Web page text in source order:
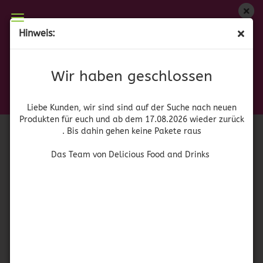
Hinweis:
Wir haben geschlossen
Liebe Kunden, wir sind sind auf der Suche nach neuen
Produkten für euch und ab dem 17.08.2026 wieder zurück
. Bis dahin gehen keine Pakete raus
Das Team von Delicious Food and Drinks
Wir haben geschlossen
zurück. Bis dahin gehen keine Pakete raus
Das Team von Delicious Food and Drinks
41212)